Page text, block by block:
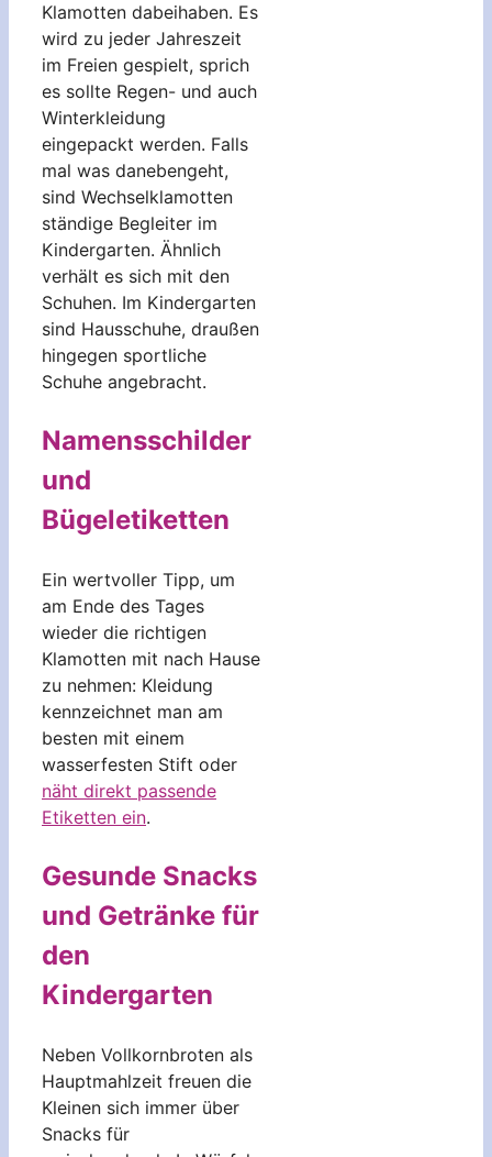
Klamotten dabeihaben. Es
wird zu jeder Jahreszeit
im Freien gespielt, sprich
es sollte Regen- und auch
Winterkleidung
eingepackt werden. Falls
mal was danebengeht,
sind Wechselklamotten
ständige Begleiter im
Kindergarten. Ähnlich
verhält es sich mit den
Schuhen. Im Kindergarten
sind Hausschuhe, draußen
hingegen sportliche
Schuhe angebracht.
Namensschilder
und
Bügeletiketten
Ein wertvoller Tipp, um
am Ende des Tages
wieder die richtigen
Klamotten mit nach Hause
zu nehmen: Kleidung
kennzeichnet man am
besten mit einem
wasserfesten Stift oder
näht direkt passende
Etiketten ein.
Gesunde Snacks
und Getränke für
den
Kindergarten
Neben Vollkornbroten als
Hauptmahlzeit freuen die
Kleinen sich immer über
Snacks für